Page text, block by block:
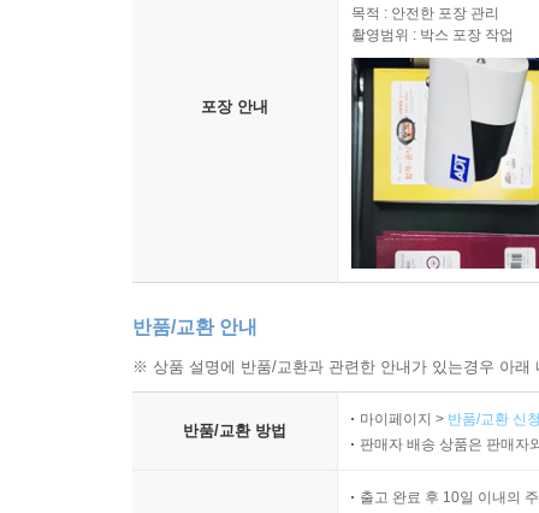
영상 생성을 위한 프롬프트 작성 7가지 법칙
02 챗GPT와 소라(Sora)로 영상을 만들면?
구체적인 영상 프롬프트 작성법
03 챗GPT 계정으로 영상 생성하기
알아두기·챗GPT 요금제 기준 영상 생성법
소라(Sora) 메인 화면 살펴보기
캐릭터를 등록하고 호출하기
05 댄싱 강아지를 캐스팅하여 상품 광고 영상 만들
포장 안내
목적 : 안전한 포장 관리
촬영범위 : 박스 포장 작업
반품/교환 안내
※ 상품 설명에 반품/교환과 관련한 안내가 있는경우 아
반품/교환 방법
마이페이지 > 반품/교환 신
판매자 배송 상품은 판매자
출고 완료 후 10일 이내의